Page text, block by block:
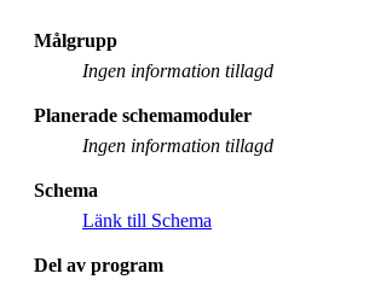
Målgrupp
Ingen information tillagd
Planerade schemamoduler
Ingen information tillagd
Schema
Länk till Schema
Del av program